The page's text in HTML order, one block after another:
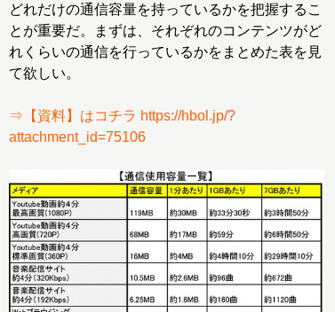
どれだけの通信容量を持っているかを把握するこ
とが重要だ。まずは、それぞれのコンテンツがど
れくらいの通信を行っているかをまとめた表を見
て欲しい。
⇒【資料】はコチラ https://hbol.jp/?
attachment_id=75106